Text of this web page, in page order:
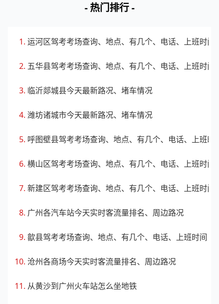
- 热门排行 -
运河区驾考考场查询、地点、有几个、电话、上班时间
五华县驾考考场查询、地点、有几个、电话、上班时间
临沂郯城县今天最新路况、堵车情况
潍坊诸城市今天最新路况、堵车情况
呼图壁县驾考考场查询、地点、有几个、电话、上班时
横山区驾考考场查询、地点、有几个、电话、上班时间
新建区驾考考场查询、地点、有几个、电话、上班时间
广州各汽车站今天实时客流量排名、周边路况
歙县驾考考场查询、地点、有几个、电话、上班时间
沧州各商场今天实时客流量排名、周边路况
从黄沙到广州火车站怎么坐地铁